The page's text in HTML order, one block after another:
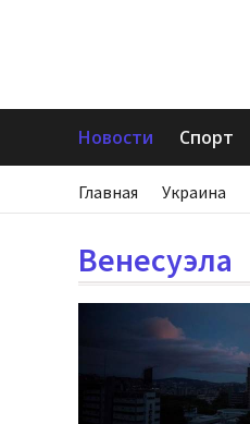
Новости Спорт
Главная Украина
Венесуэла